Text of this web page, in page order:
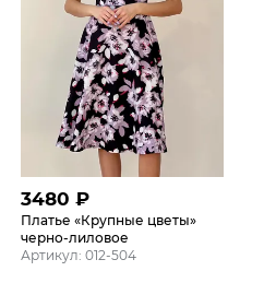
3480 ₽
Платье «Крупные цветы»
черно-лиловое
Артикул: 012-504